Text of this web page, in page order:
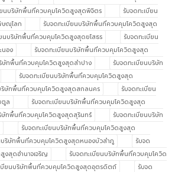
ยนบริษัทพื้นที่ควบคุมโควิดสูงสุดพิจิตร
รับจดทะเบียน
ณุโลก
รับจดทะเบียนบริษัทพื้นที่ควบคุมโควิดสูงสุด
ยนบริษัทพื้นที่ควบคุมโควิดสูงสุดยโสธร
รับจดทะเบียน
นอง
รับจดทะเบียนบริษัทพื้นที่ควบคุมโควิดสูงสุด
ษัทพื้นที่ควบคุมโควิดสูงสุดลำปาง
รับจดทะเบียนบริษัท
รับจดทะเบียนบริษัทพื้นที่ควบคุมโควิดสูงสุด
ริษัทพื้นที่ควบคุมโควิดสูงสุดสกลนคร
รับจดทะเบียน
ตูล
รับจดทะเบียนบริษัทพื้นที่ควบคุมโควิดสูงสุด
ษัทพื้นที่ควบคุมโควิดสูงสุดสุรินทร์
รับจดทะเบียนบริษัท
รับจดทะเบียนบริษัทพื้นที่ควบคุมโควิดสูงสุด
บริษัทพื้นที่ควบคุมโควิดสูงสุดหนองบัวลำภู
รับจด
งสุดอำนาจเจริญ
รับจดทะเบียนบริษัทพื้นที่ควบคุมโควิด
บียนบริษัทพื้นที่ควบคุมโควิดสูงสุดอุตรดิตถ์
รับจด